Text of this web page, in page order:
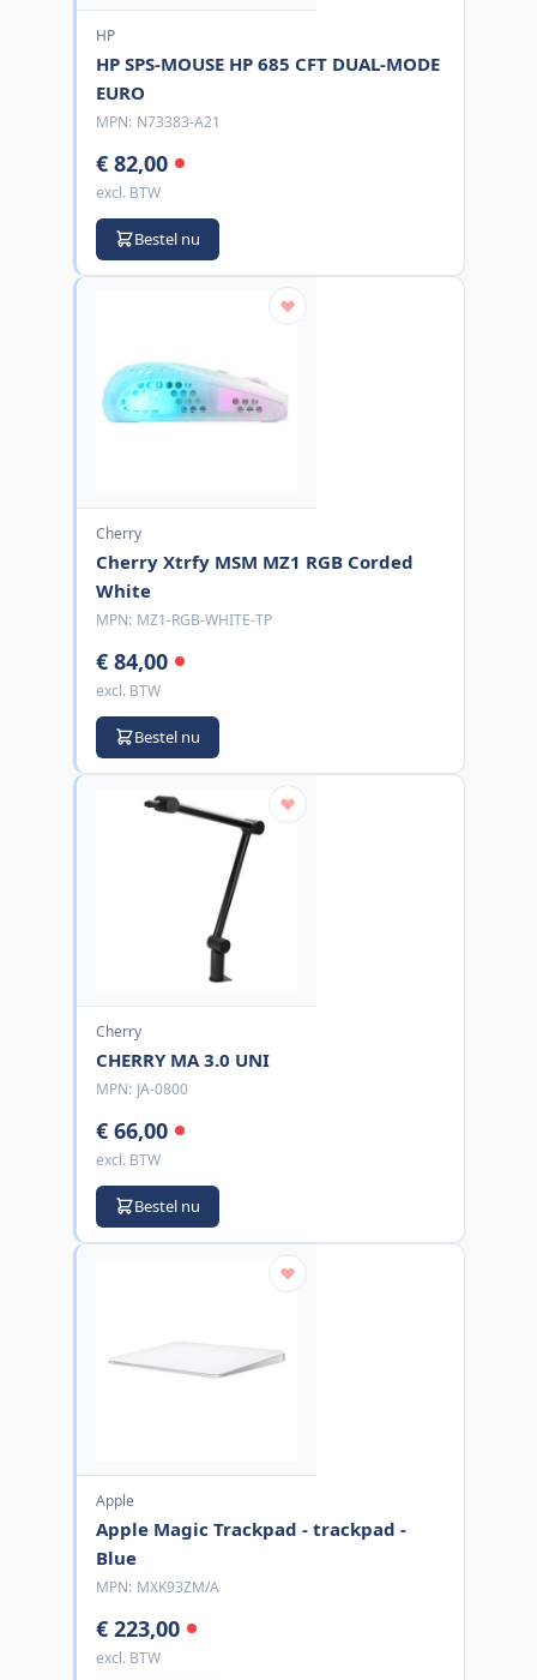
HP
HP SPS-MOUSE HP 685 CFT DUAL-MODE
EURO
MPN: N73383-A21
€ 82,00
excl. BTW
Bestel nu
Cherry
Cherry Xtrfy MSM MZ1 RGB Corded
White
MPN: MZ1-RGB-WHITE-TP
€ 84,00
excl. BTW
Bestel nu
Cherry
CHERRY MA 3.0 UNI
MPN: JA-0800
€ 66,00
excl. BTW
Bestel nu
Apple
Apple Magic Trackpad - trackpad -
Blue
MPN: MXK93ZM/A
€ 223,00
excl. BTW